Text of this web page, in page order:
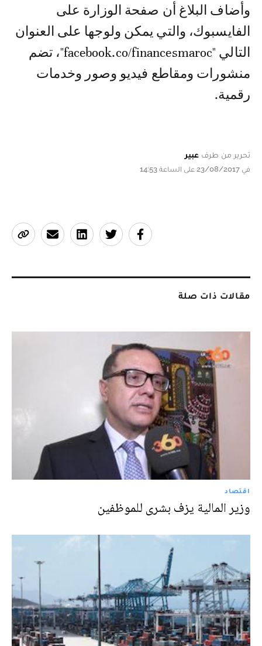
وأضاف البلاغ أن صفحة الوزارة على
الفايسبوك، والتي يمكن ولوجها على العنوان
التالي "facebook.co/financesmaroc"، تضم
منشورات ومقاطع فيديو وصور وخدمات
رقمية.
تحرير من طرف عبير
في 23/08/2017 على الساعة 14:53
مقالات ذات صلة
اقتصاد
وزير المالية يزف بشرى للموظفين